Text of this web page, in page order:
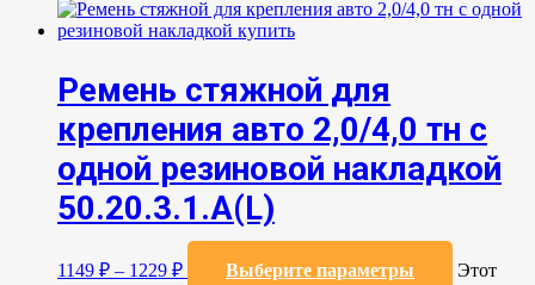
Ремень стяжной для
крепления авто 2,0/4,0 тн с
одной резиновой накладкой
50.20.3.1.А(L)
1149 ₽ – 1229 ₽ Выберите параметры
Этот